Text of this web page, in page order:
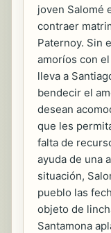
joven Salomé
contraer
Paternoy. Sin
amoríos con
lleva a
bendecir el
desean
que les
falta de
ayuda de una
situación,
pueblo las
objeto de
Santamona